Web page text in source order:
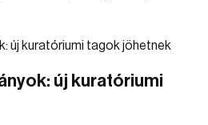
új kuratóriumi